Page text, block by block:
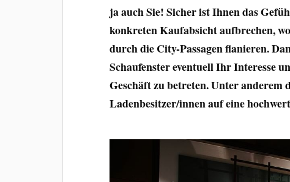
ja auch Sie! Sicher ist Ihnen das
konkreten Kaufabsicht aufbrechen,
durch die City-Passagen flanieren.
Schaufenster eventuell Ihr Interesse
Geschäft zu betreten. Unter anderem
Ladenbesitzer/innen auf eine